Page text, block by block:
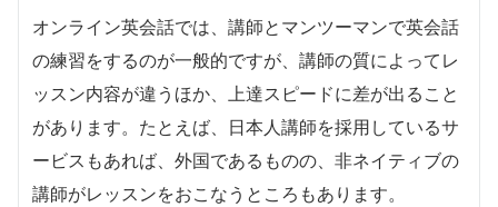
オンライン英会話では、講師とマンツーマンで英会話
の練習をするのが一般的ですが、講師の質によってレ
ッスン内容が違うほか、上達スピードに差が出ること
があります。たとえば、日本人講師を採用しているサ
ービスもあれば、外国であるものの、非ネイティブの
講師がレッスンをおこなうところもあります。